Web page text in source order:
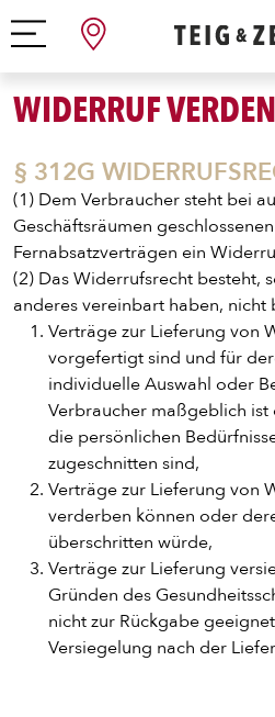
ENTDECKE
WIDERRUF VERDEN
§ 312G
(1) Dem Verbraucher steht bei
Geschäftsräumen
Fernabsatzverträgen ein
(2) Das Widerrufsrecht besteht,
anderes vereinbart haben,
Verträge zur Lieferung von
vorgefertigt sind und für
individuelle Auswahl oder
Verbraucher maßgeblich
die persönlichen
zugeschnitten sind,
Verträge zur Lieferung von
verderben können oder
überschritten würde,
Verträge zur Lieferung
Gründen des
nicht zur Rückgabe
Versiegelung nach der